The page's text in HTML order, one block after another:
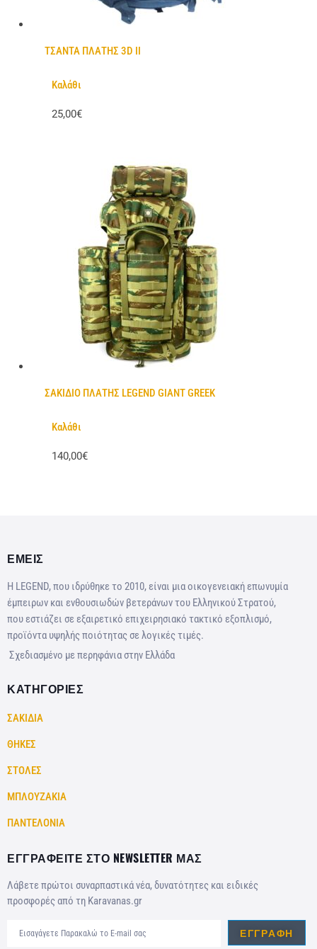
ΤΣΑΝΤΑ ΠΛΑΤΗΣ 3D II
Καλάθι
25,00€
ΣΑΚΙΔΙΟ ΠΛΑΤΗΣ LEGEND GIANT GREEK
Καλάθι
140,00€
ΕΜΕΙΣ
Η LEGEND, που ιδρύθηκε το 2010, είναι μια οικογενειακή επωνυμία
έμπειρων και ενθουσιωδών βετεράνων του Ελληνικού Στρατού,
που εστιάζει σε εξαιρετικό επιχειρησιακό τακτικό εξοπλισμό,
προϊόντα υψηλής ποιότητας σε λογικές τιμές.
Σχεδιασμένο με περηφάνια στην Ελλάδα
ΚΑΤΗΓΟΡΙΕΣ
ΣΑΚΙΔΙΑ
ΘΗΚΕΣ
ΣΤΟΛΕΣ
ΜΠΛΟΥΖΑΚΙΑ
ΠΑΝΤΕΛΟΝΙΑ
ΕΓΓΡΑΦΕΙΤΕ ΣΤΟ NEWSLETTER ΜΑΣ
Λάβετε πρώτοι συναρπαστικά νέα, δυνατότητες και ειδικές
προσφορές από τη Karavanas.gr
ΕΓΓΡΑΦΉ